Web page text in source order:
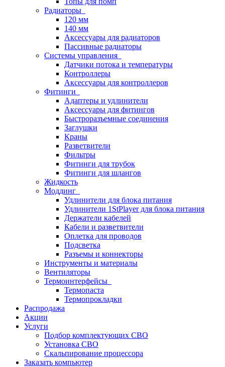
Радиаторы
120 мм
140 мм
Аксессуары для радиаторов
Пассивные радиаторы
Системы управления
Датчики потока и температуры
Контроллеры
Аксессуары для контроллеров
Фитинги
Адаптеры и удлинители
Аксессуары для фитингов
Быстроразъемные соединения
Заглушки
Краны
Разветвители
Фильтры
Фитинги для трубок
Фитинги для шлангов
Жидкость
Моддинг
Удлинители для блока питания
Удлинители 1StPlayer для блока питания
Держатели кабелей
Кабели и разветвители
Оплетка для проводов
Подсветка
Разъемы и коннекторы
Инструменты и материалы
Вентиляторы
Термоинтерфейсы
Термопаста
Термопрокладки
Распродажа
Акции
Услуги
Подбор комплектующих СВО
Установка СВО
Скальпирование процессора
Заказать компьютер